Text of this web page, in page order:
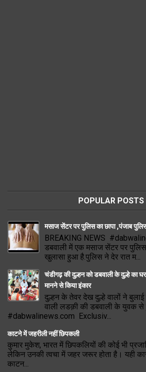
POPULAR POSTS
मसाज सेंटर पर पुलिस का छापा ,पंजाब
BREAKING NEWS
डबवाली में एक मसाज सेंटर पर
खुलासा हुआ है.पुलिस ने देर रात म...
चंडीगढ़ की दुल्हन को डबवाली के दुल्हे का
मानने से किया इंकार
दुल्हन के तेवर देख दुल्हे वालों ने
वाली लडक़ी की डबवाली के युवक से
#dabwalinews.com Exclusiv...
काटने में जहरीली नहीं छिपकली
कुमार मुकेश, भारत में छिपकलियों की कोई भी
लेकिन उनकी त्वचा में जहर जरूर होता है। यही
काटन...